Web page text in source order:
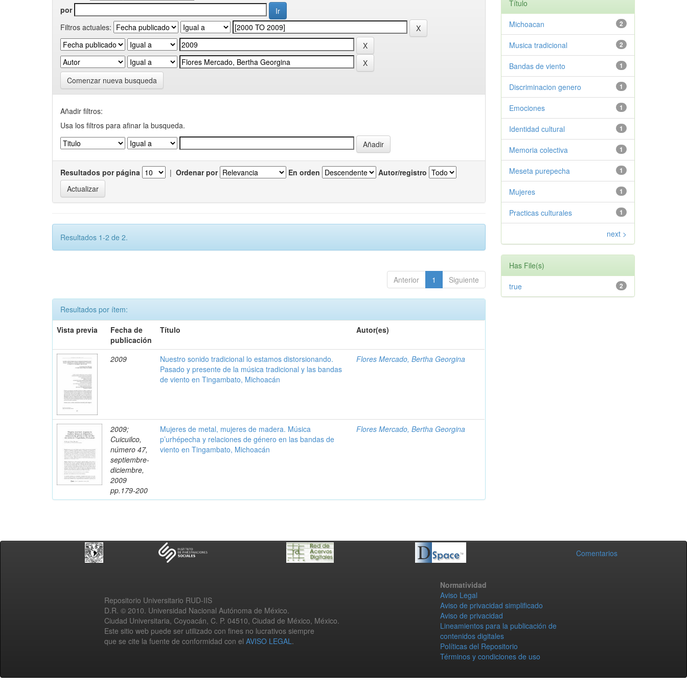
por
Filtros actuales:
Comenzar nueva busqueda
Añadir filtros:
Usa los filtros para afinar la busqueda.
Resultados por página | Ordenar por En orden Autor/registro
Resultados 1-2 de 2.
Anterior 1 Siguiente
Resultados por ítem:
Vista previa
Fecha de
publicación
Título Autor(es)
2009
Nuestro sonido tradicional lo estamos distorsionando.
Pasado y presente de la música tradicional y las bandas
de viento en Tingambato, Michoacán
Flores Mercado, Bertha Georgina
2009;
Cuicuilco,
número 47,
septiembre-
diciembre,
2009
pp.179-200
Mujeres de metal, mujeres de madera. Música
p’urhépecha y relaciones de género en las bandas de
viento en Tingambato, Michoacán
Flores Mercado, Bertha Georgina
Título
2
Michoacan
2
Musica tradicional
1
Bandas de viento
1
Discriminacion genero
1
Emociones
1
Identidad cultural
1
Memoria colectiva
1
Meseta purepecha
1
Mujeres
1
Practicas culturales
next >
Has File(s)
2
true
Comentarios
Repositorio Universitario RUD-IIS
D.R. © 2010. Universidad Nacional Autónoma de México.
Ciudad Universitaria, Coyoacán, C. P. 04510, Ciudad de México, México.
Este sitio web puede ser utilizado con fines no lucrativos siempre
que se cite la fuente de conformidad con el AVISO LEGAL.
Normatividad
Aviso Legal
Aviso de privacidad simplificado
Aviso de privacidad
Lineamientos para la publicación de
contenidos digitales
Políticas del Repositorio
Términos y condiciones de uso